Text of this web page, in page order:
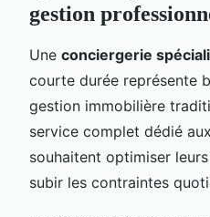
gestion
Une conciergerie
courte durée représente
gestion immobilière
service complet dédié
souhaitent optimiser
subir les contraintes